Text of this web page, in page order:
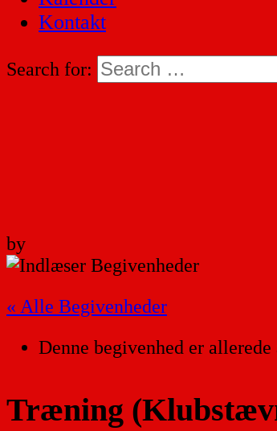
Kontakt
Search for:
by
« Alle Begivenheder
Denne begivenhed er
Træning